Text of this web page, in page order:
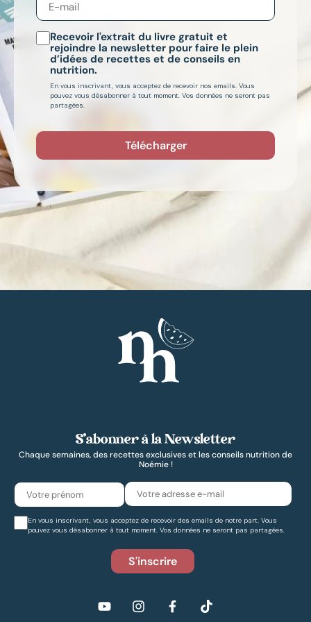
Recevoir l'extrait du livre gratuit et
rejoindre la newsletter pour faire le plein
d’idées de recettes et de conseils en
nutrition.
En vous inscrivant, vous acceptez de recevoir nos emails. Vous
pouvez vous désabonner à tout moment. Vos données ne seront pas
partagées.
S’abonner à la Newsletter
Chaque semaines, des recettes exclusives et les conseils nutrition de
Noémie !
En vous inscrivant, vous acceptez de recevoir des emails de notre part. Vous
pouvez vous désabonner à tout moment. Vos données ne seront pas partagées.